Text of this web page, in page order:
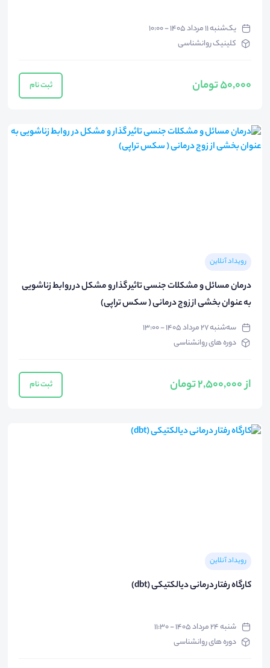
یک‌شنبه ۱۱ مرداد ۱۴۰۵ - ۱۰:۰۰
کلینیک روانشناسی
50,000 تومان ثبت نام
رویداد آنلاین
درمان مسائل و مشکلات جنسی تاثیر گذار و مشکل در روابط زناشویی
به عنوان بخشی از زوج درمانی ( سکس تراپی)
سه‌شنبه ۲۷ مرداد ۱۴۰۵ - ۱۳:۰۰
دوره های روانشناسی
از 2,500,000 تومان ثبت نام
رویداد آنلاین
کارگاه رفتار درمانی دیالکتیکی (dbt)
شنبه ۲۴ مرداد ۱۴۰۵ - ۱۱:۳۰
دوره های روانشناسی